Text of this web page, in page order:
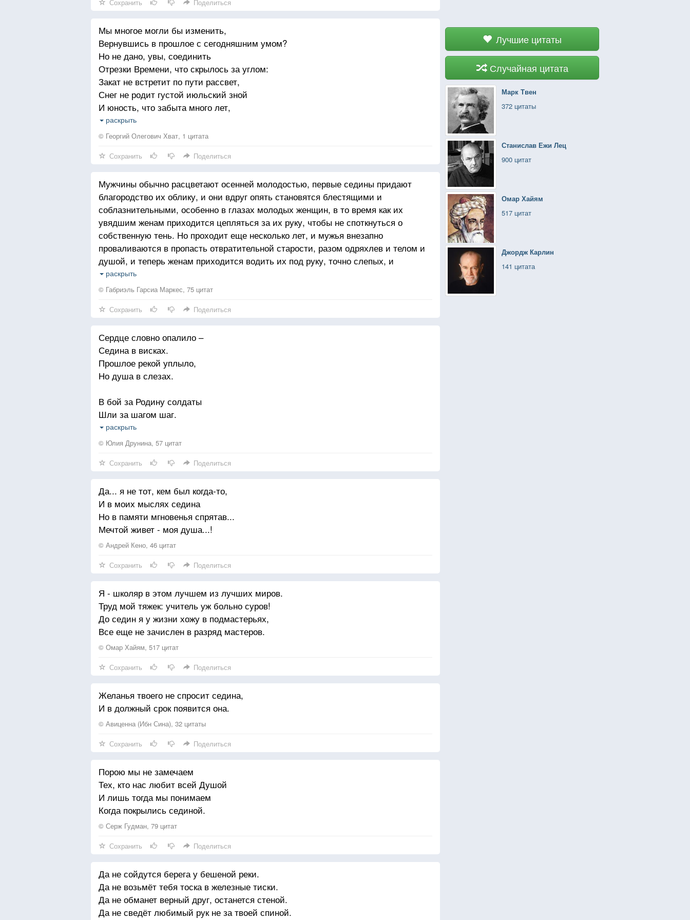
Лучшие цитаты
Случайная цитата
Марк Твен
372 цитаты
Станислав Ежи Лец
900 цитат
Омар Хайям
517 цитат
Джордж Карлин
141 цитата
Как в детстве, быть самим собой,
Любить и тоже быть любимым
И - вознестись над суетой!
А счастлив тот, кто на рассвете.
Сумел однажды осознать,
Что жив!
Здоров! Что солнце светит!
И будет новый день опять!
Влюбитесь заново в жену,
Как в ту, что в юности осталась...
Сохранить Поделиться
Мы многое могли бы изменить,
Вернувшись в прошлое с сегодняшним умом?
Но не дано, увы, соединить
Отрезки Времени, что скрылось за углом:
Закат не встретит по пути рассвет,
Снег не родит густой июльский зной
И юность, что забыта много лет,
Блестит упрямо ранней сединой.
И все те встречи посреди дорог
Жаль, скуп на чудеса сегодня Бог,
Как на взаимность первая любовь...
раскрыть
© Георгий Олегович Хват, 1 цитата
Сохранить Поделиться
Мужчины обычно расцветают осенней молодостью, первые седины придают
благородство их облику, и они вдруг опять становятся блестящими и
соблазнительными, особенно в глазах молодых женщин, в то время как их
увядшим женам приходится цепляться за их руку, чтобы не споткнуться о
собственную тень. Но проходит еще несколько лет, и мужья внезапно
проваливаются в пропасть отвратительной старости, разом одряхлев и телом и
душой, и теперь женам приходится водить их под руку, точно слепых, и
нашептывать на ухо, дабы не ранить мужскую гордость, чтобы смотрели под
ноги хорошенько, там три, а не две ступеньки, а посреди улицы — лужа. И с
последней в их жизни реки.
«Любовь во время чумы»
раскрыть
© Габриэль Гарсиа Маркес, 75 цитат
Сохранить Поделиться
Сердце словно опалило –
Седина в висках.
Прошлое рекой уплыло,
Но душа в слезах.
В бой за Родину солдаты
Шли за шагом шаг.
Верили в Победу свято –
Не сломил их враг.
Стон стоял по всей России:
Голод, пытки, страх.
Смерть косой людей косила
В сёлах, городах.
Отступали в сорок первом
С ужасом в груди:
С чем же в бой идти?
Погибали в мясорубке:
Фрицы шли стеной
Но не знали немцы русских,
Ждал их страшный бой.
За родимый дом.
За Кавказ, Кубань и Волгу,
За великий Дон.
Всем солдатам воевавшим
По солдатам, в битве павшим, –
Колокольный звон.
раскрыть
© Юлия Друнина, 57 цитат
Сохранить Поделиться
Да... я не тот, кем был когда-то,
И в моих мыслях седина
Но в памяти мгновенья спрятав...
Мечтой живет - моя душа...!
© Андрей Кено, 46 цитат
Сохранить Поделиться
Я - школяр в этом лучшем из лучших миров.
Труд мой тяжек: учитель уж больно суров!
До седин я у жизни хожу в подмастерьях,
Все еще не зачислен в разряд мастеров.
© Омар Хайям, 517 цитат
Сохранить Поделиться
Желанья твоего не спросит седина,
И в должный срок появится она.
© Авиценна (Ибн Сина), 32 цитаты
Сохранить Поделиться
Порою мы не замечаем
Тех, кто нас любит всей Душой
И лишь тогда мы понимаем
Когда покрылись сединой.
© Серж Гудман, 79 цитат
Сохранить Поделиться
Да не сойдутся берега у бешеной реки.
Да не возьмёт тебя тоска в железные тиски.
Да не обманет верный друг, останется стеной.
Да не сведёт любимый рук не за твоей спиной.